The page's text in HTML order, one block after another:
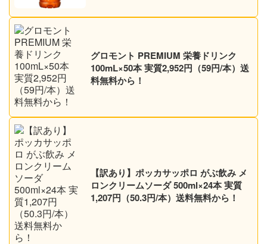
グロモント PREMIUM 栄養ドリンク
100mL×50本 実質2,952円（59円/本）送
料無料から！
【訳あり】ポッカサッポロ がぶ飲み メ
ロンクリームソーダ 500ml×24本 実質
1,207円（50.3円/本）送料無料から！